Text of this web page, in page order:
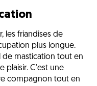
les friandises de
plus longue.
de mastication tout en
plaisir. C'est une
compagnon tout en